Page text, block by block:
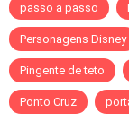
passo a passo
Personagens Disney
Pingente de teto
Ponto Cruz